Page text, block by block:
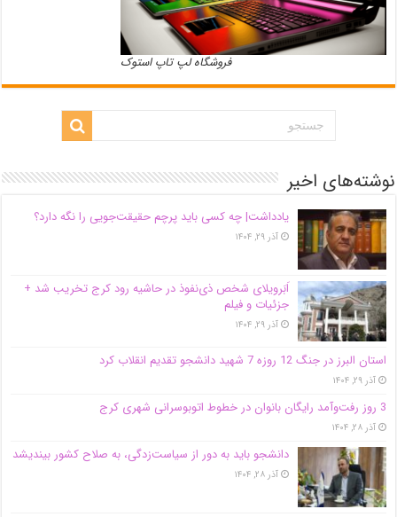
فروشگاه لپ تاپ استوک
نوشته‌های اخیر
یادداشت| ‌چه کسی باید پرچم حقیقت‌جویی را نگه دارد؟
آذر ۲۹, ۱۴۰۴
اَبَر‌ویلای شخص ذی‌نفوذ در حاشیه‌ رود کرج تخریب شد +
جزئیات و فیلم
آذر ۲۹, ۱۴۰۴
استان البرز در جنگ 12 روزه 7 شهید دانشجو تقدیم انقلاب کرد
آذر ۲۹, ۱۴۰۴
3 روز رفت‌وآمد رایگان بانوان در خطوط اتوبوسرانی شهری کرج
آذر ۲۸, ۱۴۰۴
دانشجو باید به دور از سیاست‌زدگی، به صلاح کشور بیندیشد
آذر ۲۸, ۱۴۰۴